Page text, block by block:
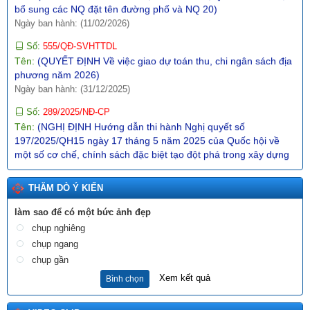
Ngày ban hành: (11/02/2026)
Tên:(QUYẾT ĐỊNH Về việc giao dự toán thu, chi ngân sách địa
phương năm 2026)
Ngày ban hành: (31/12/2025)
Tên:(NGHỊ ĐỊNH Hướng dẫn thi hành Nghị quyết số
197/2025/QH15 ngày 17 tháng 5 năm 2025 của Quốc hội về
một số cơ chế, chính sách đặc biệt tạo đột phá trong xây dựng
và tổ chức thi hành pháp luật)
Ngày ban hành: (10/12/2025)
Số:1987/SVHTTDL-VP
Tên:(V/v định hướng nội dung phổ biến, giáo dục pháp luật
tháng 6 năm 2026)
Tên:(BÀI TRUYỀN THÔNG DỰ THẢO NGHỊ QUYẾT QUY
ĐỊNH NỘI DUNG, MỨC CHI MỘT SỐ HOẠT ĐỘNG VĂN HÓA,
NGHỆ THUẬT TRÊN ĐỊA BÀN TỈNH LAI CHÂU)
Ngày ban hành: (12/11/2025)
THĂM DÒ Ý KIẾN
làm sao để có một bức ảnh đẹp
chụp nghiêng
chụp ngang
chụp gần
Bình chọn Xem kết quả